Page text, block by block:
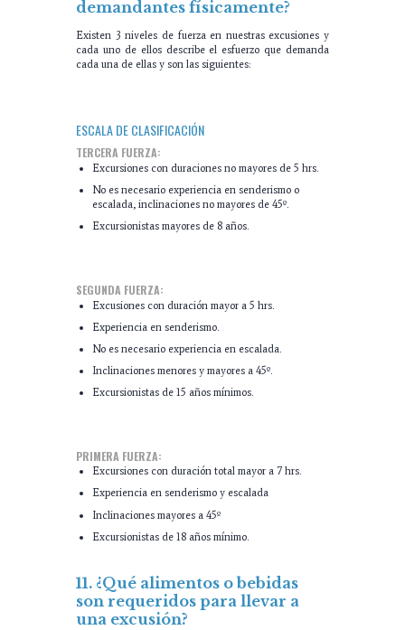
demandantes físicamente?
Existen 3 niveles de fuerza en nuestras excusiones y
cada uno de ellos describe el esfuerzo que demanda
cada una de ellas y son las siguientes:
ESCALA DE CLASIFICACIÓN
TERCERA FUERZA:
Excursiones con duraciones no mayores de 5 hrs.
No es necesario experiencia en senderismo o
escalada, inclinaciones no mayores de 45º.
Excursionistas mayores de 8 años.
SEGUNDA FUERZA:
Excusiones con duración mayor a 5 hrs.
Experiencia en senderismo.
No es necesario experiencia en escalada.
Inclinaciones menores y mayores a 45º.
Excursionistas de 15 años mínimos.
PRIMERA FUERZA:
Excursiones con duración total mayor a 7 hrs.
Experiencia en senderismo y escalada
Inclinaciones mayores a 45º
Excursionistas de 18 años mínimo.
11. ¿Qué alimentos o bebidas
son requeridos para llevar a
una excusión?